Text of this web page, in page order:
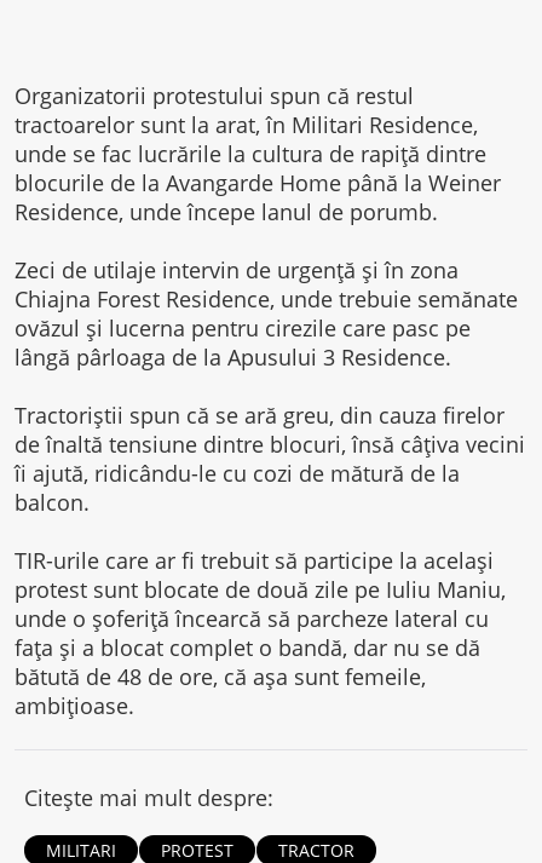
Organizatorii protestului spun că restul
tractoarelor sunt la arat, în Militari Residence,
unde se fac lucrările la cultura de rapiță dintre
blocurile de la Avangarde Home până la Weiner
Residence, unde începe lanul de porumb.
Zeci de utilaje intervin de urgență și în zona
Chiajna Forest Residence, unde trebuie semănate
ovăzul și lucerna pentru cirezile care pasc pe
lângă pârloaga de la Apusului 3 Residence.
Tractoriștii spun că se ară greu, din cauza firelor
de înaltă tensiune dintre blocuri, însă câțiva vecini
îi ajută, ridicându-le cu cozi de mătură de la
balcon.
TIR-urile care ar fi trebuit să participe la același
protest sunt blocate de două zile pe Iuliu Maniu,
unde o șoferiță încearcă să parcheze lateral cu
fața și a blocat complet o bandă, dar nu se dă
bătută de 48 de ore, că așa sunt femeile,
ambițioase.
Citește mai mult despre:
MILITARI PROTEST TRACTOR